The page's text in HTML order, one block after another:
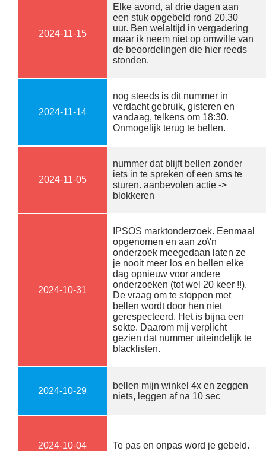
2024-11-15
Elke avond, al drie dagen aan
een stuk opgebeld rond 20.30
uur. Ben welaltijd in vergadering
maar ik neem niet op omwille van
de beoordelingen die hier reeds
stonden.
2024-11-14
nog steeds is dit nummer in
verdacht gebruik, gisteren en
vandaag, telkens om 18:30.
Onmogelijk terug te bellen.
2024-11-05
nummer dat blijft bellen zonder
iets in te spreken of een sms te
sturen. aanbevolen actie ->
blokkeren
2024-10-31
IPSOS marktonderzoek. Eenmaal
opgenomen en aan zo\'n
onderzoek meegedaan laten ze
je nooit meer los en bellen elke
dag opnieuw voor andere
onderzoeken (tot wel 20 keer !!).
De vraag om te stoppen met
bellen wordt door hen niet
gerespecteerd. Het is bijna een
sekte. Daarom mij verplicht
gezien dat nummer uiteindelijk te
blacklisten.
2024-10-29
bellen mijn winkel 4x en zeggen
niets, leggen af na 10 sec
2024-10-04 Te pas en onpas word je gebeld.